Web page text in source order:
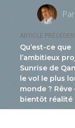
ARTICLE
Qu’est-ce que
l’ambitieux
Sunrise de
le vol le plus
monde ? Rêve
bientôt réalité
Par